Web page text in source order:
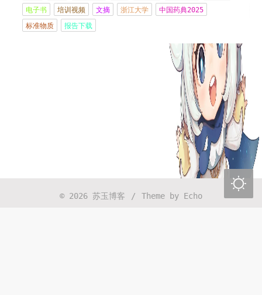
管住嘴
2026年06月01日 13:37:03
CRS-细胞因子释放综合征Cytokine Release
PMC-Portfolio Management Committee管线/
电子书
培训视频 文摘 浙江大学
中国药典2025
标准物质
报告下载
© 2026 苏玉博客 / Theme by Echo
